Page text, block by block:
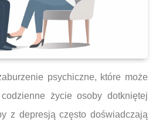
psychiczne, które może
życie osoby dotkniętej
z depresją często doświadczają